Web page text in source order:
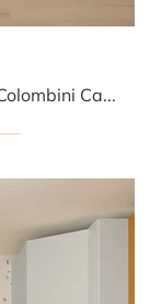
Con questa cameretta Volo Kid C034 Colombini Casa, tra le soluzioni con letti a castello, potrai allestire stanze moderne per bambine.